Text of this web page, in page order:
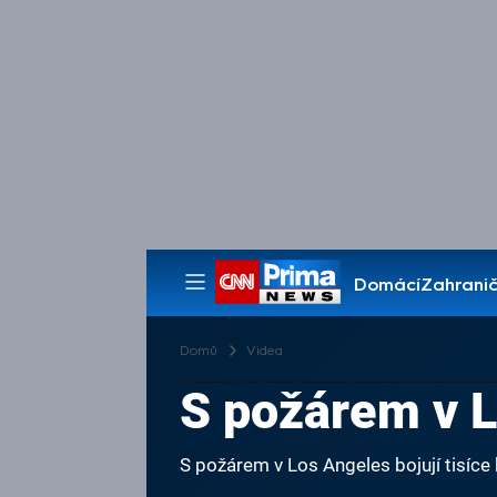
Domácí
Pořady
Domů Videa
S požárem v
S požárem v Los Angeles bojují tisíce